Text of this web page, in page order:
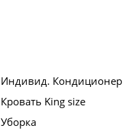
Индивид. Кондиционер
Кровать King size
Уборка